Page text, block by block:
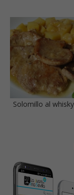
Solomillo al